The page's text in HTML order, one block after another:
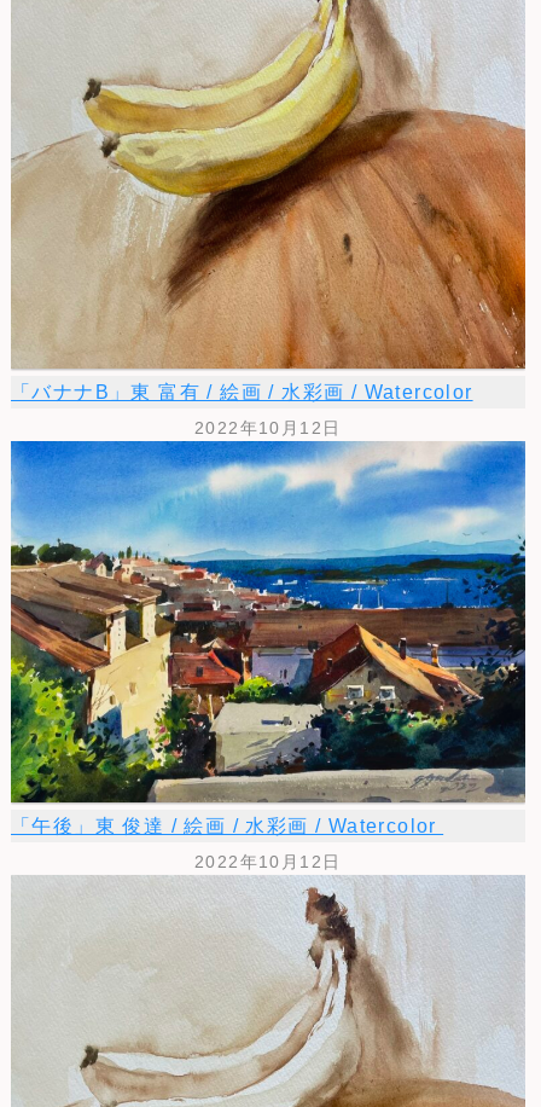
「バナナB」東 富有 / 絵画 / 水彩画 / Watercolor
2022年10月12日
「午後」東 俊達 / 絵画 / 水彩画 / Watercolor
2022年10月12日